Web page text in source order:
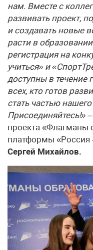
нам. Вместе с
развивать проект,
и создавать новые
расти в
регистрация на
учиться» и
доступны в течение
всех, кто готов
стать частью
Присоединяйтесь!»
проекта «Флагманы
платформы «Россия
Сергей Михайлов.